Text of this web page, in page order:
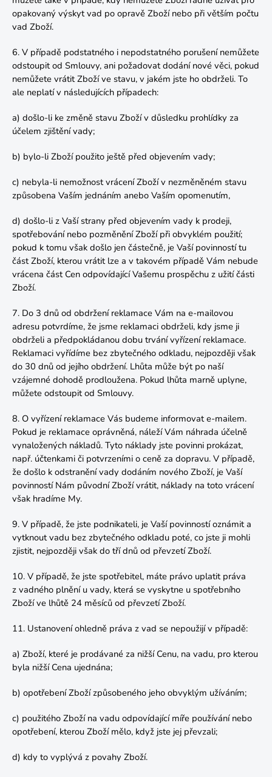
opakovaný výskyt vad po opravě Zboží nebo při větším počtu
vad Zboží.
6. V případě podstatného i nepodstatného porušení nemůžete
odstoupit od Smlouvy, ani požadovat dodání nové věci, pokud
nemůžete vrátit Zboží ve stavu, v jakém jste ho obdrželi. To
ale neplatí v následujících případech:
a) došlo-li ke změně stavu Zboží v důsledku prohlídky za
účelem zjištění vady;
b) bylo-li Zboží použito ještě před objevením vady;
c) nebyla-li nemožnost vrácení Zboží v nezměněném stavu
způsobena Vaším jednáním anebo Vaším opomenutím,
d) došlo-li z Vaší strany před objevením vady k prodeji,
spotřebování nebo pozměnění Zboží při obvyklém použití;
pokud k tomu však došlo jen částečně, je Vaší povinností tu
část Zboží, kterou vrátit lze a v takovém případě Vám nebude
vrácena část Cen odpovídající Vašemu prospěchu z užití části
Zboží.
7. Do 3 dnů od obdržení reklamace Vám na e-mailovou
adresu potvrdíme, že jsme reklamaci obdrželi, kdy jsme ji
obdrželi a předpokládanou dobu trvání vyřízení reklamace.
Reklamaci vyřídíme bez zbytečného odkladu, nejpozději však
do 30 dnů od jejího obdržení. Lhůta může být po naší
vzájemné dohodě prodloužena. Pokud lhůta marně uplyne,
můžete odstoupit od Smlouvy.
8. O vyřízení reklamace Vás budeme informovat e-mailem.
Pokud je reklamace oprávněná, náleží Vám náhrada účelně
vynaložených nákladů. Tyto náklady jste povinni prokázat,
např. účtenkami či potvrzeními o ceně za dopravu. V případě,
že došlo k odstranění vady dodáním nového Zboží, je Vaší
povinností Nám původní Zboží vrátit, náklady na toto vrácení
však hradíme My.
9. V případě, že jste podnikateli, je Vaší povinností oznámit a
vytknout vadu bez zbytečného odkladu poté, co jste ji mohli
zjistit, nejpozději však do tří dnů od převzetí Zboží.
10. V případě, že jste spotřebitel, máte právo uplatit práva
z vadného plnění u vady, která se vyskytne u spotřebního
Zboží ve lhůtě 24 měsíců od převzetí Zboží.
11. Ustanovení ohledně práva z vad se nepoužijí v případě:
a) Zboží, které je prodávané za nižší Cenu, na vadu, pro kterou
byla nižší Cena ujednána;
b) opotřebení Zboží způsobeného jeho obvyklým užíváním;
c) použitého Zboží na vadu odpovídající míře používání nebo
opotřebení, kterou Zboží mělo, když jste jej převzali;
d) kdy to vyplývá z povahy Zboží.